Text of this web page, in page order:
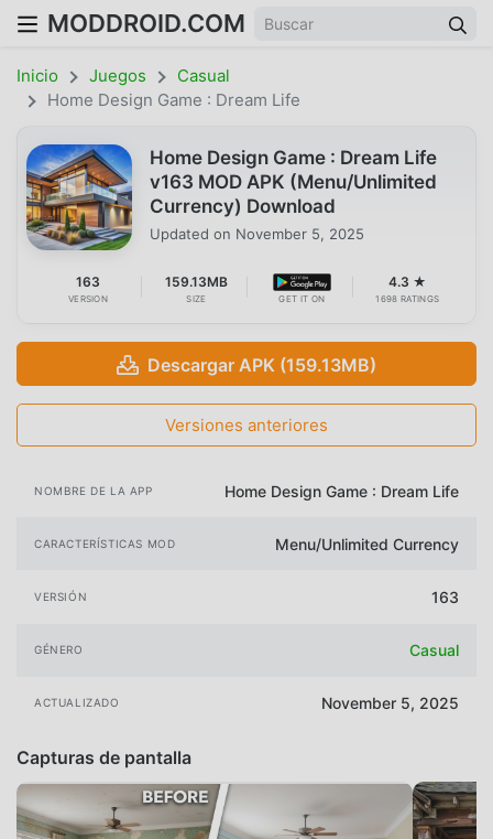
MODDROID.COM
Inicio Juegos
Casual
Home Design Game : Dream Life
Home Design Game : Dream Life
v163 MOD APK (Menu/Unlimited
Currency) Download
Updated on November 5, 2025
163
VERSION
159.13MB
SIZE GET IT ON
4.3 ★
1698 RATINGS
Descargar APK (159.13MB)
Versiones anteriores
NOMBRE DE LA APP Home Design Game : Dream Life
CARACTERÍSTICAS MOD Menu/Unlimited Currency
VERSIÓN 163
GÉNERO Casual
ACTUALIZADO November 5, 2025
Capturas de pantalla